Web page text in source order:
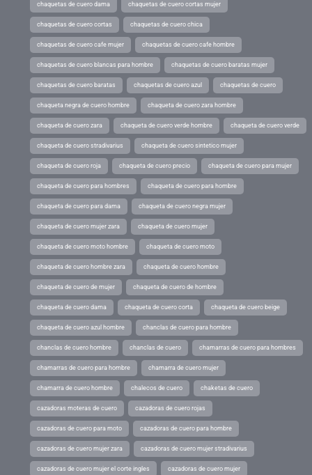
chaquetas de cuero dama chaquetas de cuero cortas mujer
chaquetas de cuero cortas chaquetas de cuero chica
chaquetas de cuero cafe mujer chaquetas de cuero cafe hombre
chaquetas de cuero blancas para hombre chaquetas de cuero baratas mujer
chaquetas de cuero baratas chaquetas de cuero azul chaquetas de cuero
chaqueta negra de cuero hombre chaqueta de cuero zara hombre
chaqueta de cuero zara chaqueta de cuero verde hombre chaqueta de cuero verde
chaqueta de cuero stradivarius chaqueta de cuero sintetico mujer
chaqueta de cuero roja chaqueta de cuero precio chaqueta de cuero para mujer
chaqueta de cuero para hombres chaqueta de cuero para hombre
chaqueta de cuero para dama chaqueta de cuero negra mujer
chaqueta de cuero mujer zara chaqueta de cuero mujer
chaqueta de cuero moto hombre chaqueta de cuero moto
chaqueta de cuero hombre zara chaqueta de cuero hombre
chaqueta de cuero de mujer chaqueta de cuero de hombre
chaqueta de cuero dama chaqueta de cuero corta chaqueta de cuero beige
chaqueta de cuero azul hombre chanclas de cuero para hombre
chanclas de cuero hombre chanclas de cuero chamarras de cuero para hombres
chamarras de cuero para hombre chamarra de cuero mujer
chamarra de cuero hombre chalecos de cuero chaketas de cuero
cazadoras moteras de cuero cazadoras de cuero rojas
cazadoras de cuero para moto cazadoras de cuero para hombre
cazadoras de cuero mujer zara cazadoras de cuero mujer stradivarius
cazadoras de cuero mujer el corte ingles cazadoras de cuero mujer